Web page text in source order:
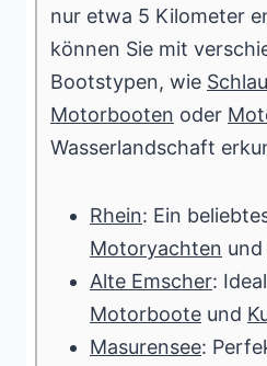
nur etwa 5 Kilometer
können Sie mit
Bootstypen, wie
Motorbooten oder
Wasserlandschaft
Rhein: Ein
Motoryachten und
Alte Emscher:
Motorboote und
Masurensee: